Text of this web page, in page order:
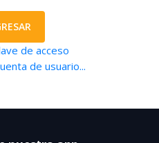
de acceso
de usuario...